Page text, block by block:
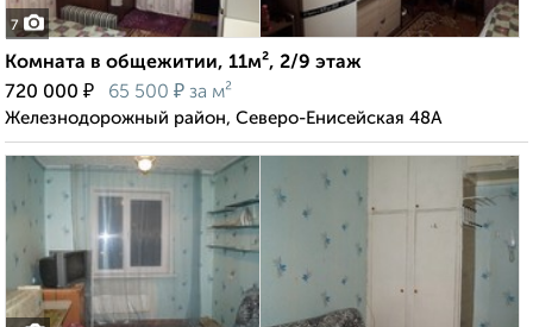
7
Комната в общежитии, 11м², 2/9 этаж
720 000 ₽ 65 500 ₽ за м²
Железнодорожный район, Северо-Енисейская 48А